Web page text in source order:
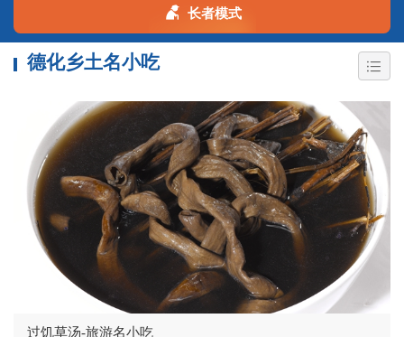
长者模式
德化乡土名小吃
过饥草汤-旅游名小吃